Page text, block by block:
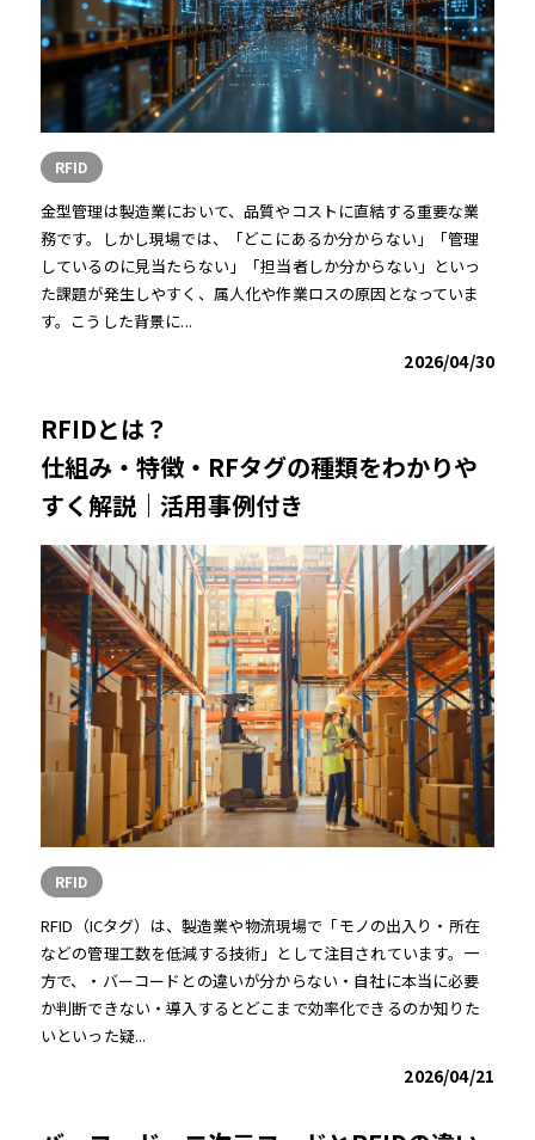
RFID
金型管理は製造業において、品質やコストに直結する重要な業
務です。しかし現場では、「どこにあるか分からない」「管理
しているのに見当たらない」「担当者しか分からない」といっ
た課題が発生しやすく、属人化や作業ロスの原因となっていま
す。こうした背景に...
2026/04/30
RFIDとは？
仕組み・特徴・RFタグの種類をわかりや
すく解説｜活用事例付き
RFID
RFID（ICタグ）は、製造業や物流現場で「モノの出入り・所在
などの管理工数を低減する技術」として注目されています。一
方で、・バーコードとの違いが分からない・自社に本当に必要
か判断できない・導入するとどこまで効率化できるのか知りた
いといった疑...
2026/04/21